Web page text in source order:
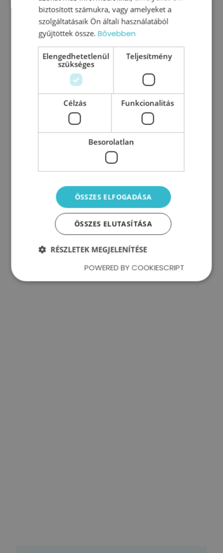
Attítűd
Szokások
Eszközök
biztosított számukra, vagy amelyeket a
szolgáltatásaik Ön általi használatából
gyűjtöttek össze.Bővebben
Elengedhetetlenül
szükséges
Teljesítmény
Célzás Funkcionalitás
Besorolatlan
ÖSSZES ELFOGADÁSA
ÖSSZES ELUTASÍTÁSA
RÉSZLETEK MEGJELENÍTÉSE
POWERED BY COOKIESCRIPT